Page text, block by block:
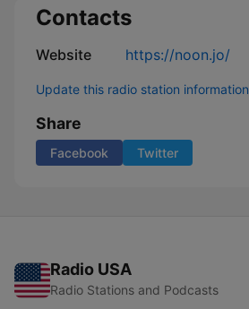
Contacts
Website https://noon.jo/
Update this radio station information
Share
Facebook Twitter
Radio USA
Radio Stations and Podcasts